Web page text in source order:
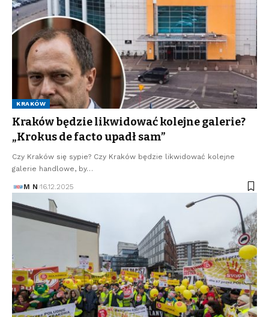
KRAKÓW
Kraków będzie likwidować kolejne galerie?
„Krokus de facto upadł sam”
Czy Kraków się sypie? Czy Kraków będzie likwidować kolejne
galerie handlowe, by…
M N 16.12.2025